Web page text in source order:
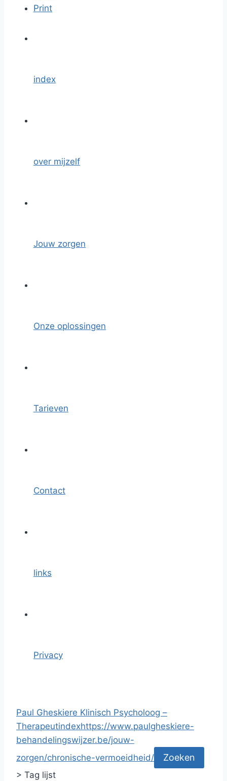
Print
index
over mijzelf
Jouw zorgen
Onze oplossingen
Tarieven
Contact
links
Privacy
Paul Gheskiere Klinisch Psycholoog –
Therapeutindexhttps://www.paulgheskiere-
behandelingswijzer.be/jouw-
zorgen/chronische-vermoeidheid/
> Tag lijst